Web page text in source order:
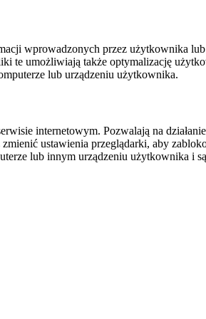
wprowadzonych przez użytkownika
te umożliwiają także optymalizację
lub urządzeniu użytkownika.
internetowym. Pozwalają na
ustawienia przeglądarki, aby
lub innym urządzeniu użytkownika i